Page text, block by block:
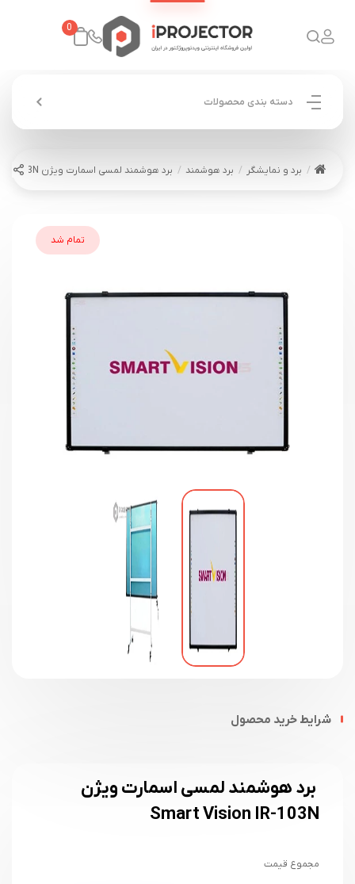
0
دسته بندی محصولات
برد و نمایشگر برد هوشمند برد هوشمند لمسی اسمارت ویژن Smart Vision IR-103N
تمام شد
شرایط خرید محصول
برد هوشمند لمسی اسمارت ویژن
Smart Vision IR-103N
مجموع قیمت